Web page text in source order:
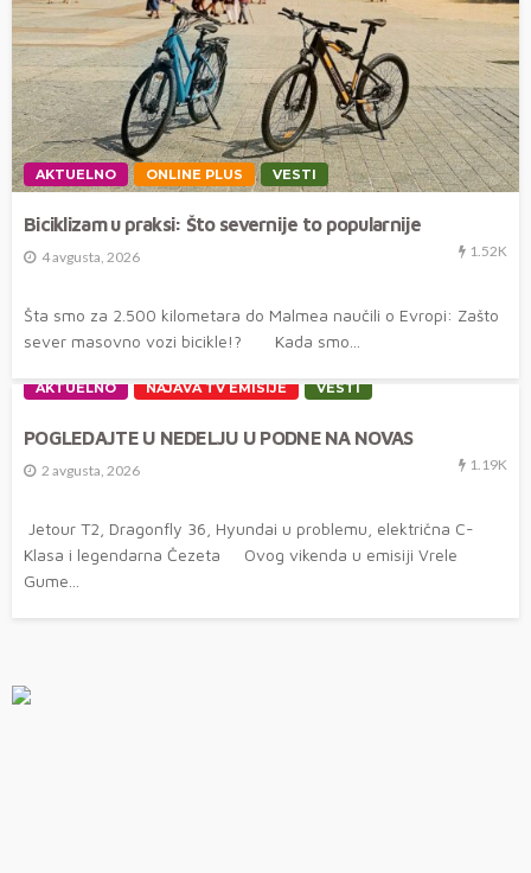
AKTUELNO ONLINE PLUS VESTI
Biciklizam u praksi: Što severnije to popularnije
4 avgusta, 2026 1.52K
Šta smo za 2.500 kilometara do Malmea naučili o Evropi: Zašto
sever masovno vozi bicikle!? Kada smo...
AKTUELNO NAJAVA TV EMISIJE VESTI
POGLEDAJTE U NEDELJU U PODNE NA NOVAS
2 avgusta, 2026 1.19K
Jetour T2, Dragonfly 36, Hyundai u problemu, električna C-
Klasa i legendarna Čezeta Ovog vikenda u emisiji Vrele
Gume...